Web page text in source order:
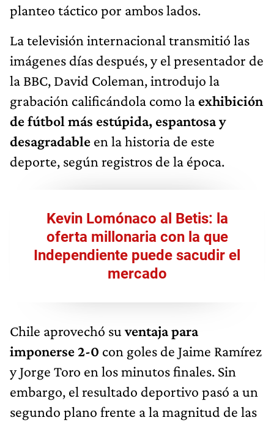
planteo táctico por ambos lados.
La televisión internacional transmitió las
imágenes días después, y el presentador de
la BBC, David Coleman, introdujo la
grabación calificándola como la exhibición
de fútbol más estúpida, espantosa y
desagradable en la historia de este
deporte, según registros de la época.
Kevin Lomónaco al Betis: la
oferta millonaria con la que
Independiente puede sacudir el
mercado
Chile aprovechó suventaja para
imponerse 2-0 con goles de Jaime Ramírez
y Jorge Toro en los minutos finales. Sin
embargo, el resultado deportivo pasó a un
segundo plano frente a la magnitud de las